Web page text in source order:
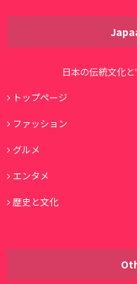
日本の伝統文化
トップページ
ファッション
グルメ
エンタメ
歴史と文化